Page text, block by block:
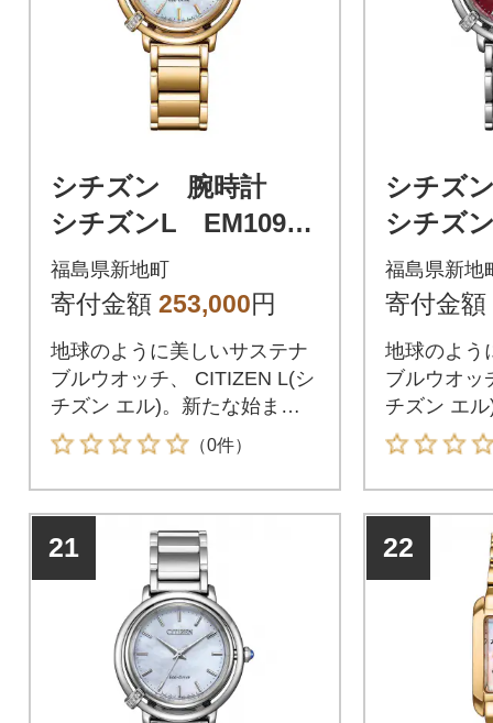
シチズン 腕時計
シチズンL EM1093-
61D 替えバンド付き
福島県新地町
寄付金額 253,000円
地球のように美しいサステナ
ブルウオッチ、 CITIZEN L(シ
チズン エル)。新たな始まり
を告げる日の出をモチーフに
したモデルが登場。
（0件）
シチ
シチズ
78X 替
福島県新地
寄付金額
地球のよう
ブルウオッ
チズン エ
を告げる日
したモデル
21 22